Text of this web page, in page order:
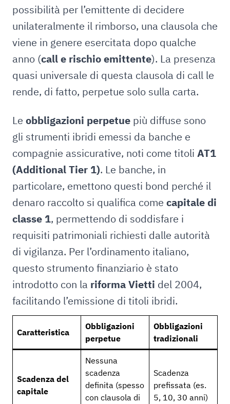
possibilità per l’emittente di decidere
unilateralmente il rimborso, una clausola che
viene in genere esercitata dopo qualche
anno (call e rischio emittente). La presenza
quasi universale di questa clausola di call le
rende, di fatto, perpetue solo sulla carta.
Le obbligazioni perpetue più diffuse sono
gli strumenti ibridi emessi da banche e
compagnie assicurative, noti come titoli AT1
(Additional Tier 1). Le banche, in
particolare, emettono questi bond perché il
denaro raccolto si qualifica come capitale di
classe 1, permettendo di soddisfare i
requisiti patrimoniali richiesti dalle autorità
di vigilanza. Per l’ordinamento italiano,
questo strumento finanziario è stato
introdotto con la riforma Vietti del 2004,
facilitando l’emissione di titoli ibridi.
Caratteristica
Obbligazioni
perpetue
Obbligazioni
tradizionali
Scadenza del
capitale
Nessuna
scadenza
definita (spesso
con clausola di
Scadenza
prefissata (es.
5, 10, 30 anni)